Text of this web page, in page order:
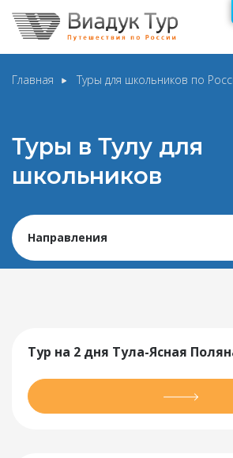
Главная Туры для школьников по
Туры в Тулу для
школьников
Направления
Тур на 2 дня Тула-Ясная